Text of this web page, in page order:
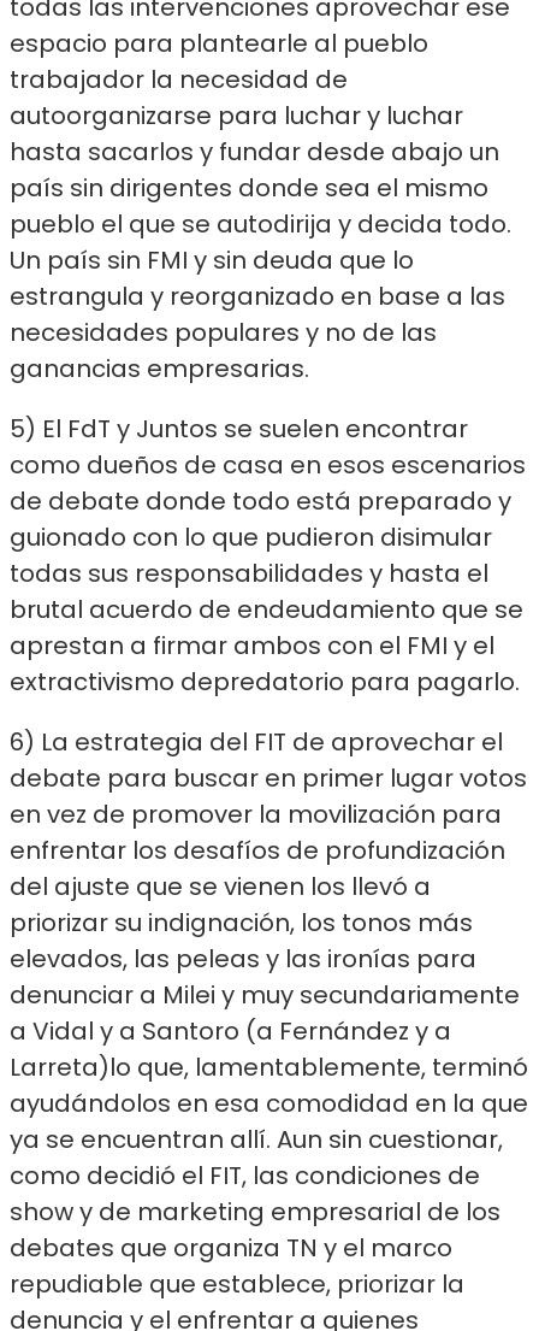
todas las intervenciones aprovechar ese
espacio para plantearle al pueblo
trabajador la necesidad de
autoorganizarse para luchar y luchar
hasta sacarlos y fundar desde abajo un
país sin dirigentes donde sea el mismo
pueblo el que se autodirija y decida todo.
Un país sin FMI y sin deuda que lo
estrangula y reorganizado en base a las
necesidades populares y no de las
ganancias empresarias.
5) El FdT y Juntos se suelen encontrar
como dueños de casa en esos escenarios
de debate donde todo está preparado y
guionado con lo que pudieron disimular
todas sus responsabilidades y hasta el
brutal acuerdo de endeudamiento que se
aprestan a firmar ambos con el FMI y el
extractivismo depredatorio para pagarlo.
6) La estrategia del FIT de aprovechar el
debate para buscar en primer lugar votos
en vez de promover la movilización para
enfrentar los desafíos de profundización
del ajuste que se vienen los llevó a
priorizar su indignación, los tonos más
elevados, las peleas y las ironías para
denunciar a Milei y muy secundariamente
a Vidal y a Santoro (a Fernández y a
Larreta)lo que, lamentablemente, terminó
ayudándolos en esa comodidad en la que
ya se encuentran allí. Aun sin cuestionar,
como decidió el FIT, las condiciones de
show y de marketing empresarial de los
debates que organiza TN y el marco
repudiable que establece, priorizar la
denuncia y el enfrentar a quienes